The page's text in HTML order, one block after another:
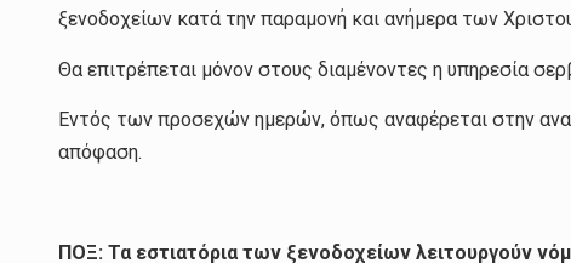
ξενοδοχείων κατά την παραμονή και ανήμερα των
Θα επιτρέπεται μόνον στους διαμένοντες η υπηρεσία
Εντός των προσεχών ημερών, όπως αναφέρεται στην
απόφαση.
ΠΟΞ: Τα εστιατόρια των ξενοδοχείων λειτουργούν